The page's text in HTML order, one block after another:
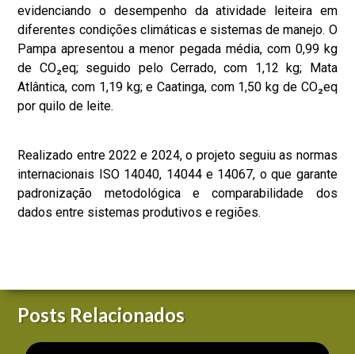
evidenciando o desempenho da atividade leiteira em
diferentes condições climáticas e sistemas de manejo. O
Pampa apresentou a menor pegada média, com 0,99 kg
de CO₂eq; seguido pelo Cerrado, com 1,12 kg; Mata
Atlântica, com 1,19 kg; e Caatinga, com 1,50 kg de CO₂eq
por quilo de leite.
Realizado entre 2022 e 2024, o projeto seguiu as normas
internacionais ISO 14040, 14044 e 14067, o que garante
padronização metodológica e comparabilidade dos
dados entre sistemas produtivos e regiões.
Posts Relacionados